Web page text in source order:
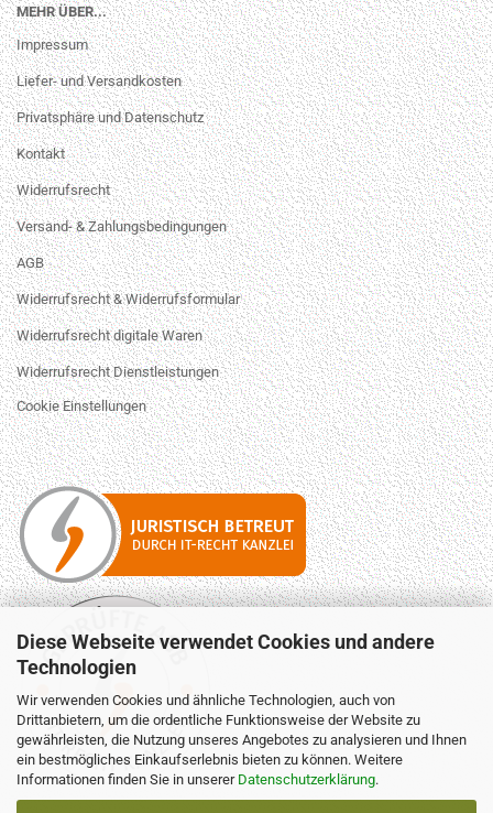
Diese Webseite verwendet Cookies und andere
Technologien
Wir verwenden Cookies und ähnliche Technologien, auch von
Drittanbietern, um die ordentliche Funktionsweise der Website zu
gewährleisten, die Nutzung unseres Angebotes zu analysieren und Ihnen
ein bestmögliches Einkaufserlebnis bieten zu können. Weitere
Informationen finden Sie in unserer Datenschutzerklärung.
MEHR ÜBER...
Impressum
Liefer- und Versandkosten
Privatsphäre und Datenschutz
Kontakt
Widerrufsrecht
Versand- & Zahlungsbedingungen
AGB
Widerrufsrecht & Widerrufsformular
Widerrufsrecht digitale Waren
Widerrufsrecht Dienstleistungen
Cookie Einstellungen